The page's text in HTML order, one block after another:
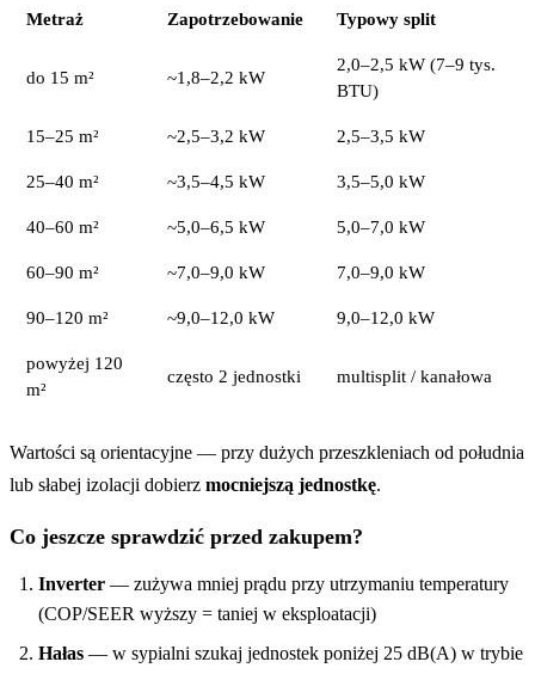
Metraż Zapotrzebowanie Typowy split
do 15 m² ~1,8–2,2 kW
2,0–2,5 kW (7–9 tys.
BTU)
15–25 m² ~2,5–3,2 kW 2,5–3,5 kW
25–40 m² ~3,5–4,5 kW 3,5–5,0 kW
40–60 m² ~5,0–6,5 kW 5,0–7,0 kW
60–90 m² ~7,0–9,0 kW 7,0–9,0 kW
90–120 m² ~9,0–12,0 kW 9,0–12,0 kW
powyżej 120
m²
często 2 jednostki multisplit / kanałowa
Wartości są orientacyjne — przy dużych przeszkleniach od południa
lub słabej izolacji dobierz mocniejszą jednostkę.
Co jeszcze sprawdzić przed zakupem?
Inverter — zużywa mniej prądu przy utrzymaniu temperatury
(COP/SEER wyższy = taniej w eksploatacji)
Hałas — w sypialni szukaj jednostek poniżej 25 dB(A) w trybie